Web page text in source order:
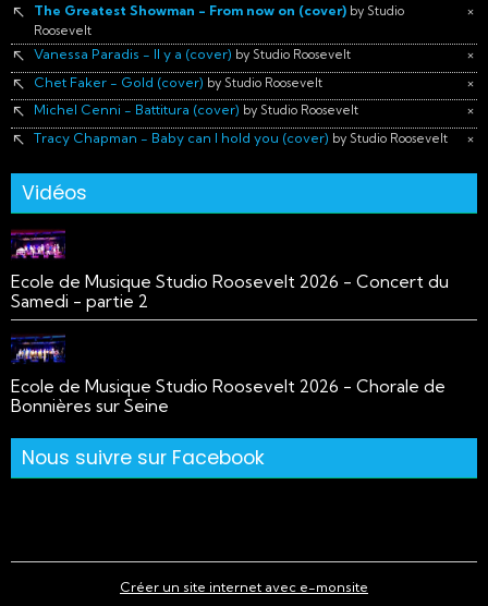
×
The Greatest Showman - From now on (cover) by Studio
Roosevelt
×
Vanessa Paradis - Il y a (cover) by Studio Roosevelt
×
Chet Faker - Gold (cover) by Studio Roosevelt
×
Michel Cenni - Battitura (cover) by Studio Roosevelt
×
Tracy Chapman - Baby can I hold you (cover) by Studio Roosevelt
Vidéos
Ecole de Musique Studio Roosevelt 2026 - Concert du
Samedi - partie 2
Ecole de Musique Studio Roosevelt 2026 - Chorale de
Bonnières sur Seine
Nous suivre sur Facebook
Créer un site internet avec e-monsite